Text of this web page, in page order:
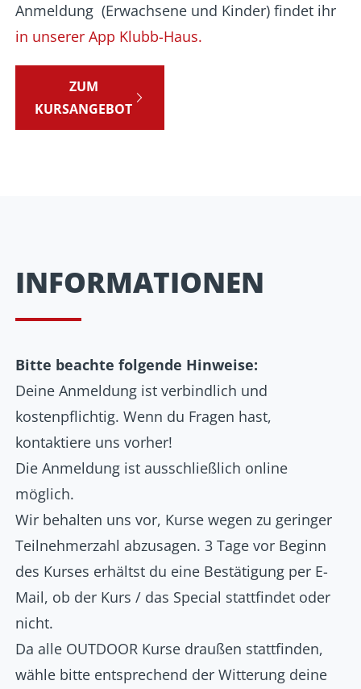
Anmeldung (Erwachsene und Kinder) findet ihr
in unserer App Klubb-Haus.
ZUM
KURSANGEBOT
INFORMATIONEN
Bitte beachte folgende Hinweise:
Deine Anmeldung ist verbindlich und
kostenpflichtig. Wenn du Fragen hast,
kontaktiere uns vorher!
Die Anmeldung ist ausschließlich online
möglich.
Wir behalten uns vor, Kurse wegen zu geringer
Teilnehmerzahl abzusagen. 3 Tage vor Beginn
des Kurses erhältst du eine Bestätigung per E-
Mail, ob der Kurs / das Special stattfindet oder
nicht.
Da alle OUTDOOR Kurse draußen stattfinden,
wähle bitte entsprechend der Witterung deine